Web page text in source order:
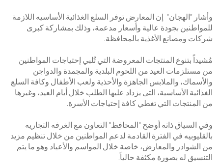
وأشار "الهجان" إن المعارض توفر السلع الغذائية الأساسيه اللازمة
للمواطنين بجودة عالية وأسعار مدعمة، وذلك بمشاركة كبرى
شركات ومصانع الأغذية بالمحافظة.
مُشيداً بتنوع المنتجات المعروضة التي تُلبي إحتياجات المواطنين
من مستلزمات العيد من اللحوم البلدية والمجمدة والدواجن
والأسماك، والملابس الجاهزة والأحذية ولعب الأطفال وكافة السلع
الغذائية الأساسية، التى يزداد عليها الطلب خلال أيام العيد، وغيرها
من المنتجات التي تغطي كافة إحتياجات الأسرة.
وفي السياق ذاته أوضح "المحافظ" التعاون مع الغرفه التجاريه
بالقليوبيه في الفترة القادمة لدعم المواطنين من خلال تنظيم مزيد
من الشوادر والمعارض، خاصة خلال المواسم والأعياد وهو ما يتم
التنسيق له بصورة مكثفة حالياً.